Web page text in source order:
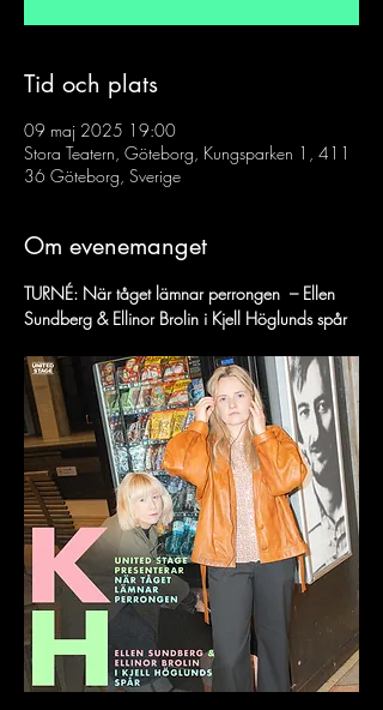
Tid och plats
09 maj 2025 19:00
Stora Teatern, Göteborg, Kungsparken 1, 411
36 Göteborg, Sverige
Om evenemanget
TURNÉ: När tåget lämnar perrongen  – Ellen
Sundberg & Ellinor Brolin i Kjell Höglunds spår